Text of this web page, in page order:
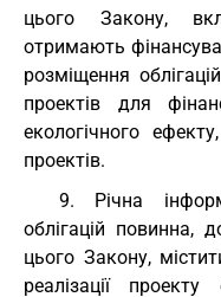
цього Закону,
отримають
розміщення
проектів для
екологічного
проектів.
9. Річна
облігацій повинна,
цього Закону,
реалізації